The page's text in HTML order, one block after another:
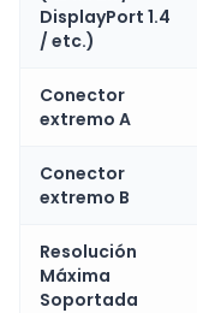
DisplayPort 1.4
/ etc.)
Conector
extremo A
Conector
extremo B
Resolución
Máxima
Soportada